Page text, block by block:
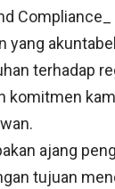
Compliance_
terhadap
komitmen
ajang
tujuan